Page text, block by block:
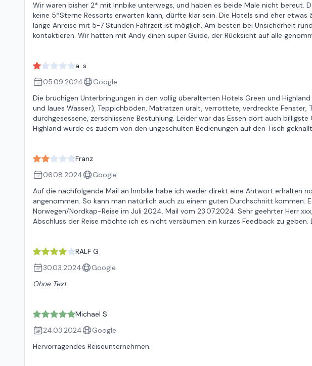
Wir waren bisher 2* mit Innbike unterwegs, und haben es beide Male nicht bereut.
keine 5*Sterne Ressorts erwarten kann, dürfte klar sein. Die Hotels sind eher etwas
lange Anreise mit 5-7 Stunden Fahrzeit ist möglich. Am besten bei Unsicherheit
kontaktieren. Wir hatten mit Andy einen super Guide, der Rücksicht auf alle
a. s
05.09.2024
Google
Die brüchigen Unterbringungen in den völlig überalterten Hotels Green und
und laues Wasser), Teppichböden, Matratzen uralt, verrottete, verdreckte Fenster,
durchgesessene, zerschlissene Bestuhlung. Leider war das Essen dort auch
Highland wurde es zudem von den ungeschulten Bedienungen auf den Tisch
Franz
06.08.2024
Google
Auf die nachfolgende Mail an Innbike habe ich weder direkt eine Antwort erhalten
angenommen. So kann man natürlich auch zu einem guten Durchschnitt kommen.
Norwegen/Nordkap-Reise im Juli 2024. Mail vom 23.07.2024: Sehr geehrter Herr
Abschluss der Reise möchte ich es nicht versäumen ein kurzes Feedback zu
RALF G
30.03.2024
Google
Ohne Text
Michael S
24.03.2024
Google
Hervorragendes Reiseunternehmen.